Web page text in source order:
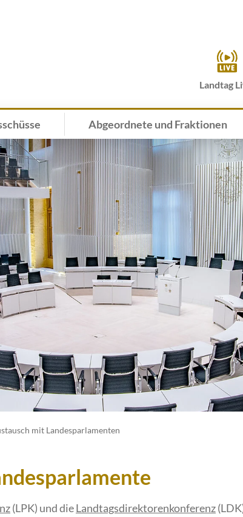
Landtag
Abgeordnete und Fraktionen
mit Landesparlamenten
(LPK) und dieLandtagsdirektorenkonferenz